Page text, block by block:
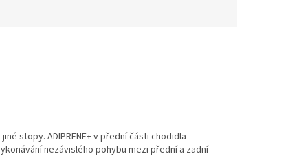
stopy. ADIPRENE+ v přední části chodidla
nezávislého pohybu mezi přední a zadní